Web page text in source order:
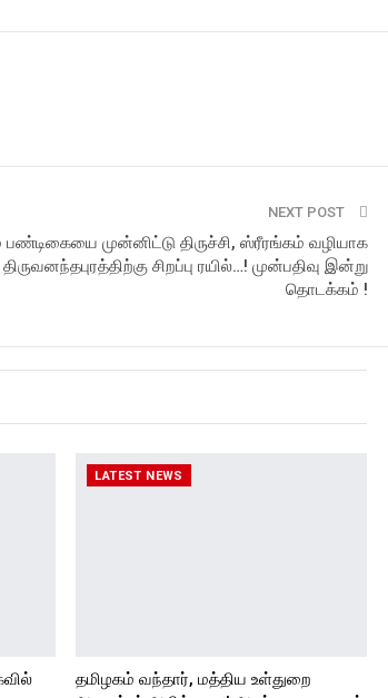
NEXT POST
முன்னிட்டு திருச்சி, ஸ்ரீரங்கம் வழியாக
திருவனந்தபுரத்திற்கு சிறப்பு ரயில்…! முன்பதிவு இன்று
தொடக்கம் !
LATEST NEWS
தமிழகம் வந்தார், மத்திய உள்துறை